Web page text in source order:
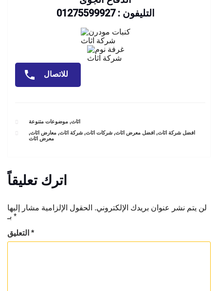
التليفون : 01275599927
شركة اثاث
شركة اثاث
للاتصال
CATEGORIES اثاث,موضوعات متنوعة
TAGS
افضل شركة اثاث, افضل معرض اثاث,شركات اثاث,شركة اثاث,معارض اثاث,
معرض اثاث
اترك تعليقاً
لن يتم نشر عنوان بريدك الإلكتروني. الحقول الإلزامية مشار إليها
*
*